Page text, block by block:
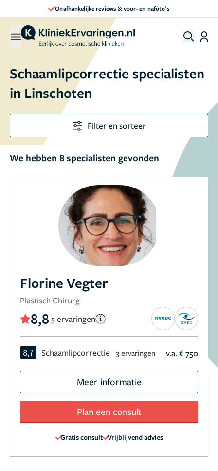
Onafhankelijke reviews & voor- en nafoto’s
Schaamlipcorrectie specialisten
in Linschoten
Filter en sorteer
We hebben 8 specialisten gevonden
Florine Vegter
Plastisch Chirurg
8,8 5 ervaringen
8,7 Schaamlipcorrectie 3 ervaringen v.a. € 750
Meer informatie
Plan een consult
Gratis consult Vrijblijvend advies